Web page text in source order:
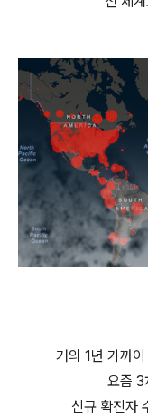
거의 1년 가까
요즘 3
신규 확진자